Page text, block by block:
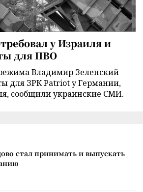
у Израиля и
для ПВО
Владимир Зеленский
для ЗРК Patriot у Германии,
сообщили украинские СМИ.
стал принимать и выпускать